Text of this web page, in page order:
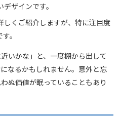
ザインです。
しくご紹介しますが、特に注目度
。
いかな」と、一度棚から出して
なるかもしれません。意外と忘
ぬ価値が眠っていることもあり